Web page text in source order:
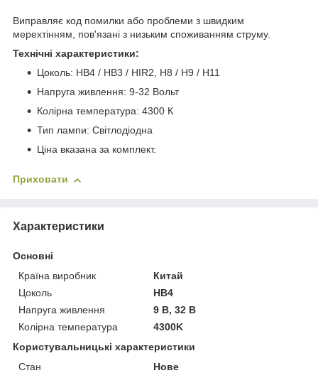
Виправляє код помилки або проблеми з швидким
мерехтінням, пов'язані з низьким споживанням струму.
Технічні характеристики:
Цоколь: HB4 / НВ3 / HIR2, H8 / H9 / H11
Напруга живлення: 9-32 Вольт
Колірна температура: 4300 К
Тип лампи: Світлодіодна
Ціна вказана за комплект.
Приховати
Характеристики
Основні
Країна виробник
Китай
Цоколь
HB4
Напруга живлення
9 В, 32 В
Колірна температура
4300K
Користувальницькі характеристики
Стан
Нове